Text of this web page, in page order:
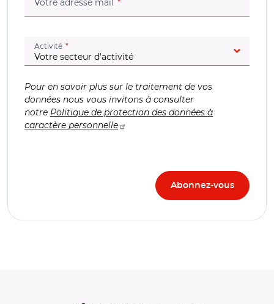
Votre adresse mail
Activité (champ obligatoire)
Pour en savoir plus sur le traitement de vos
données nous vous invitons à consulter
notre Politique de protection des données à
caractère personnelle